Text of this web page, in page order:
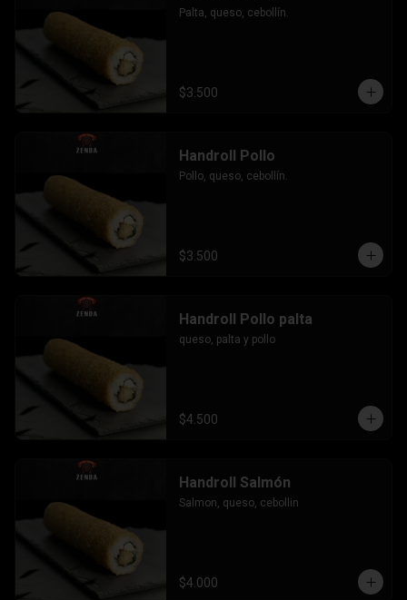
Palta, queso, cebollín.
$3.500
Handroll Pollo
Pollo, queso, cebollín.
$3.500
Handroll Pollo palta
queso, palta y pollo
$4.500
Handroll Salmón
Salmon, queso, cebollin
$4.000